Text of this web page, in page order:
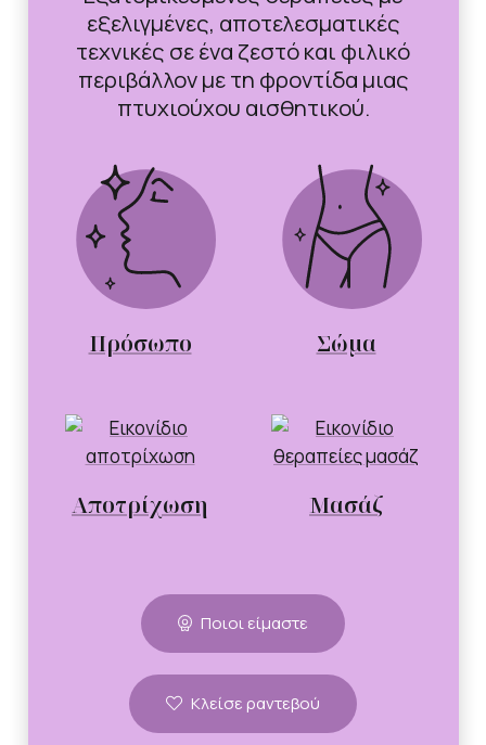
εξελιγμένες, αποτελεσματικές
τεχνικές σε ένα ζεστό και φιλικό
περιβάλλον με τη φροντίδα μιας
πτυχιούχου αισθητικού.
Πρόσωπο Σώμα
Αποτρίχωση Μασάζ
Ποιοι είμαστε
Κλείσε ραντεβού